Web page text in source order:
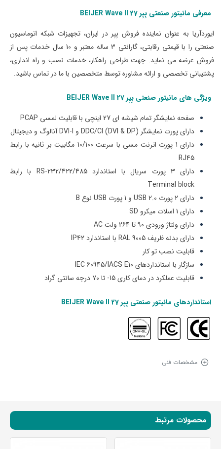
معرفی مانیتور صنعتی بِیِر BEIJER Wave II27
ایوردآریا به عنوان نماینده فروش بِیِر در ایران، تجهیزات شبکه اتوماسیون
صنعتی را با قیمتی‌ رقابتی، گارانتی 3 ساله معتبر و 10 سال خدمات پس از
فروش عرضه می نماید. جهت طراحی راهکار، خدمات نصب و راه اندازی،
پشتیبانی تخصصی و ارائه مشاوره توسط متخصصین با ما در تماس باشید.
ویژگی های مانیتور صنعتی بِیِر BEIJER Wave II 27
صفحه نمایشگر تمام شیشه ای 27 اینچی با قابلیت لمسی PCAP
دارای پورت نمایشگر DDC/CI (DVI & DP) و DVI-I آنالوگ و دیجیتال
دارای 1 پورت اترنت مسی با سرعت 10/100 مگابیت بر ثانیه با رابط
RJ45
دارای 3 پورت سریال با استاندارد RS-232/422/485 با رابط
Terminal block
دارای 2 پورت USB 2.0 و 1 پورت USB نوع B
دارای 1 اسلات میکرو SD
دارای ولتاژ ورودی 90 تا 264 ولت AC
دارای بدنه ظریفRAL 9005 با استاندارد IP42
قابلیت نصب تو کار
سازگار با استانداردهای IEC 60945/IACS E10
قابلیت عملکرد در دمای کاری 15- تا 70 درجه سانتی گراد
استانداردهای مانیتور صنعتی بِیِر BEIJER Wave II 27
مشخصات فنی
محصولات مرتبط